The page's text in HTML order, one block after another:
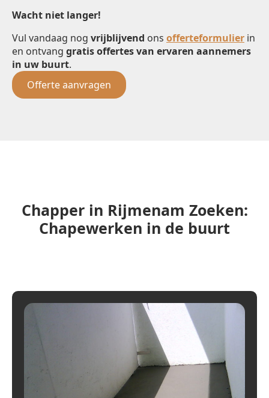
Wacht niet langer!
Vul vandaag nog vrijblijvend ons offerteformulier in
en ontvang gratis offertes van ervaren aannemers
in uw buurt.
Offerte aanvragen
Chapper in Rijmenam Zoeken:
Chapewerken in de buurt